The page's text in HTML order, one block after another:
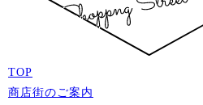
TOP
商店街のご案内